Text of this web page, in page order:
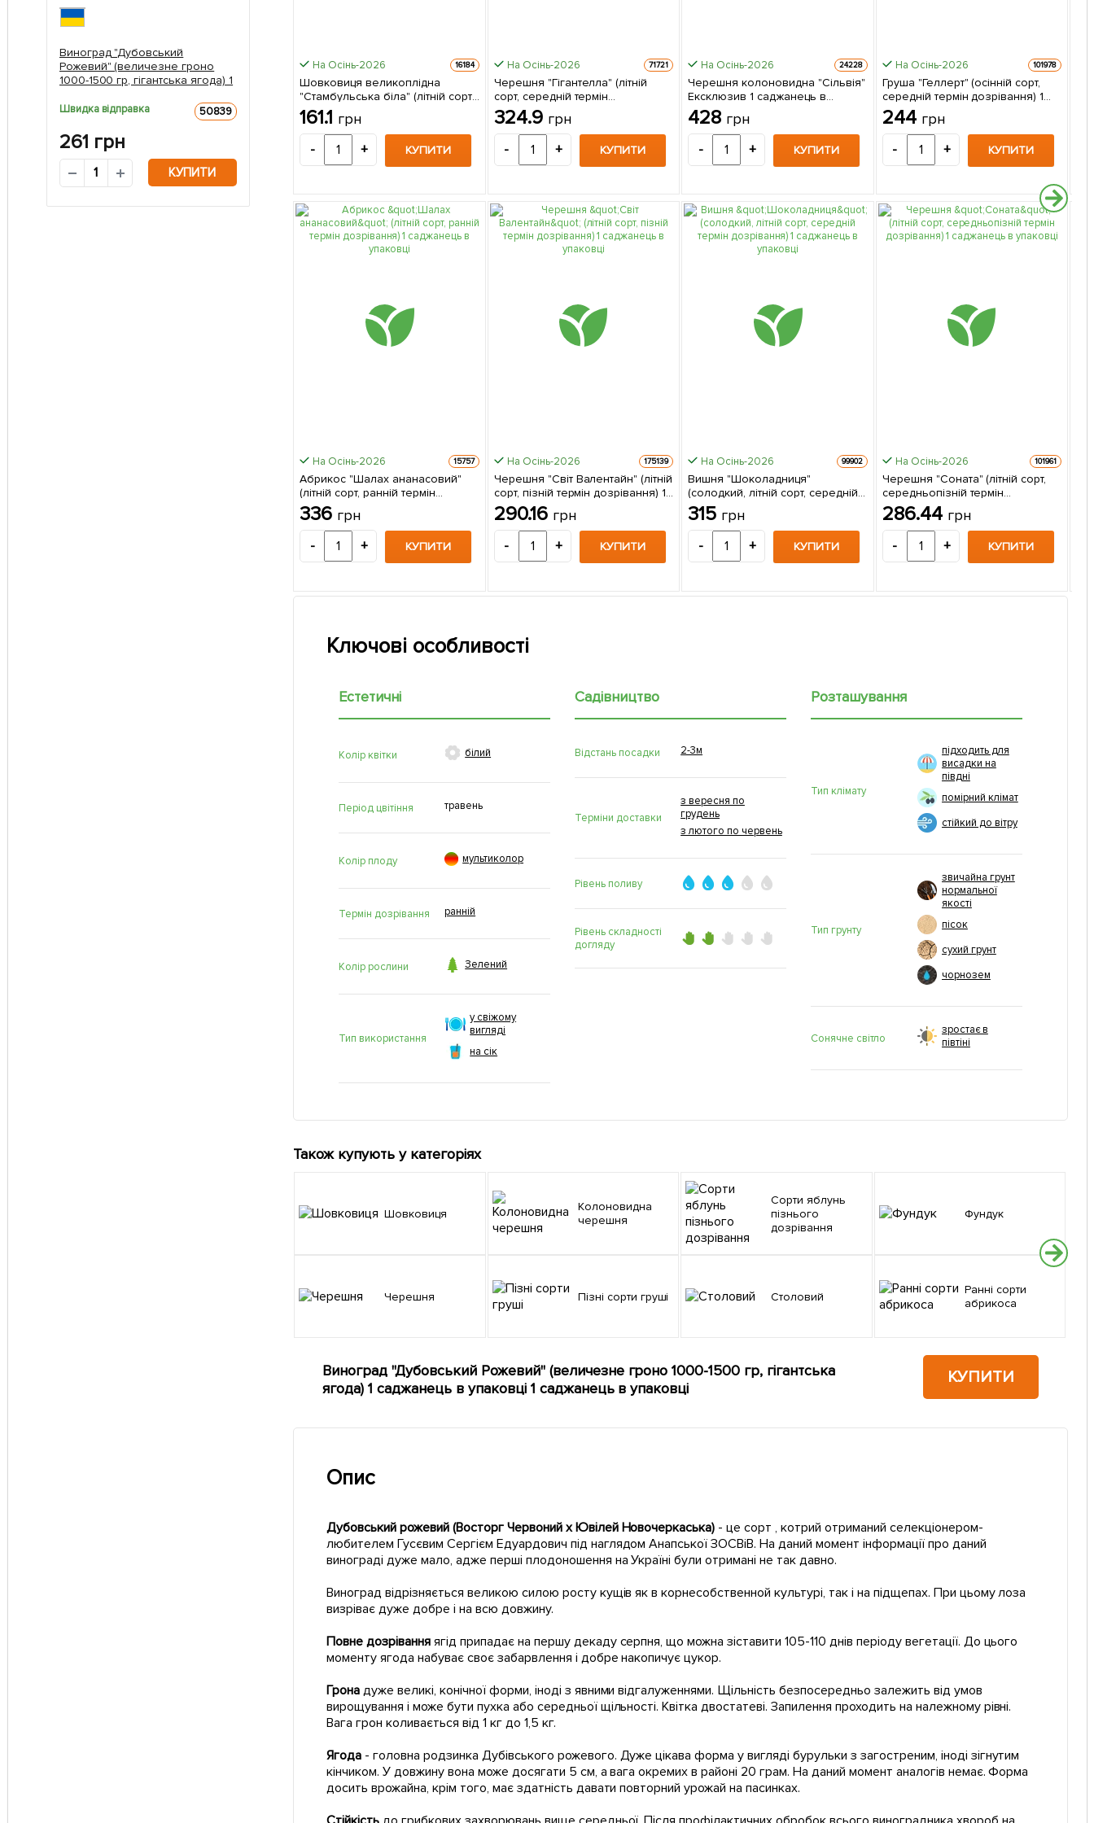
Виноград "Дубовський
Рожевий" (величезне гроно
1000-1500 гр, гігантська ягода) 1
саджанець в упаковці
Швидка відправка 50839
261 грн
КУПИТИ
На Осінь-2026 16184
Шовковиця великоплідна
"Стамбульська біла" (літній сорт,
середній термін дозрівання) 1
саджанець в упаковці
161.1 грн
- + КУПИТИ
На Осінь-2026 71721
Черешня "Гігантелла" (літній
сорт, середній термін
дозрівання) 1 саджанець в
упаковці
324.9 грн
- + КУПИТИ
На Осінь-2026 24228
Черешня колоновидна "Сільвія"
Ексклюзив 1 саджанець в
упаковці
428 грн
- + КУПИТИ
На Осінь-2026 101978
Груша "Геллерт" (осінній сорт,
середній термін дозрівання) 1
саджанець в упаковці
244 грн
- + КУПИТИ
На Осінь-2026 15757
Абрикос "Шалах ананасовий"
(літній сорт, ранній термін
дозрівання) 1 саджанець в
упаковці
336 грн
- + КУПИТИ
На Осінь-2026 175139
Черешня "Світ Валентайн" (літній
сорт, пізній термін дозрівання) 1
саджанець в упаковці
290.16 грн
- + КУПИТИ
На Осінь-2026 99902
Вишня "Шоколадниця"
(солодкий, літній сорт, середній
термін дозрівання) 1 саджанець
в упаковці
315 грн
- + КУПИТИ
На Осінь-2026 101961
Черешня "Соната" (літній сорт,
середньопізній термін
дозрівання) 1 саджанець в
упаковці
286.44 грн
- + КУПИТИ
Ключові особливості
Естетичні
Колір квітки  білий
Період цвітіння травень
Колір плоду  мультиколор
Термін дозрівання ранній
Колір рослини  Зелений
Тип використання
у свіжому
вигляді
на сік
Садівництво
Відстань посадки 2-3м
Терміни доставки
з вересня по
грудень
з лютого по червень
Рівень поливу
Рівень складності
догляду
Розташування
Тип клімату
підходить для
висадки на
півдні
помірний клімат
стійкий до вітру
Тип грунту
звичайна грунт
нормальної
якості
пісок
сухий грунт
чорнозем
Сонячне світло
зростає в
півтіні
Також купують у категоріях
Шовковиця
Черешня
Колоновидна
черешня
Пізні сорти груші
Сорти яблунь
пізнього
дозрівання
Столовий
Фундук
Ранні сорти
абрикоса
Виноград "Дубовський Рожевий" (величезне гроно 1000-1500 гр, гігантська
ягода) 1 саджанець в упаковці 1 саджанець в упаковці
КУПИТИ
Опис
Дубовський рожевий (Восторг Червоний х Ювілей Новочеркаська) - це сорт , котрий отриманий селекціонером-
любителем Гусєвим Сергієм Едуардович під наглядом Анапської ЗОСВіВ. На даний момент інформації про даний
винограді дуже мало, адже перші плодоношення на Україні були отримані не так давно.
Виноград відрізняється великою силою росту кущів як в корнесобственной культурі, так і на підщепах. При цьому лоза
визріває дуже добре і на всю довжину.
Повне дозрівання ягід припадає на першу декаду серпня, що можна зіставити 105-110 днів періоду вегетації. До цього
моменту ягода набуває своє забарвлення і добре накопичує цукор.
Гронадуже великі, конічної форми, іноді з явними відгалуженнями. Щільність безпосередньо залежить від умов
вирощування і може бути пухка або середньої щільності. Квітка двостатеві. Запилення проходить на належному рівні.
Вага грон коливається від 1 кг до 1,5 кг.
Ягода - головна родзинка Дубівського рожевого. Дуже цікава форма у вигляді бурульки з загостреним, іноді зігнутим
кінчиком. У довжину вона може досягати 5 см, а вага окремих в районі 20 грам. На даний момент аналогів немає. Форма
досить врожайна, крім того, має здатність давати повторний урожай на пасинках.